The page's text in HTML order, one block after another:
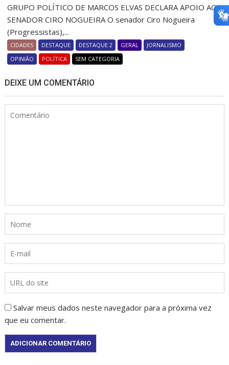
GRUPO POLÍTICO DE MARCOS ELVAS DECLARA APOIO AO
SENADOR CIRO NOGUEIRA O senador Ciro Nogueira
(Progressistas),...
CIDADES DESTAQUE DESTAQUE 2 GERAL
JORNALISMO
OPINIÃO
POLÍTICA SEM CATEGORIA
DEIXE UM COMENTÁRIO
Salvar meus dados neste navegador para a próxima vez
que eu comentar.